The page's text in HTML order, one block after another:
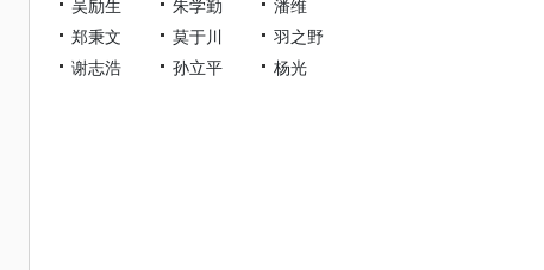
吴励生
朱学勤
潘维
郑秉文
莫于川
羽之野
谢志浩
孙立平 杨光